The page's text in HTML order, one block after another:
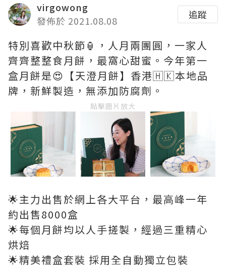
virgowong
發佈於 2021.08.08
追蹤
特別喜歡中秋節🏮，人月兩團圓，一家人
齊齊整整食月餅，最窩心甜蜜。今年第一
盒月餅是😍【天澄月餅】香港🇭🇰本地品
牌，新鮮製造，無添加防腐劑。
點擊圖片放大
🌟主力出售於網上各大平台，最高峰一年
約出售8000盒
🌟每個月餅均以人手搓製，經過三重精心
烘焙
🌟精美禮盒套裝 採用全自動獨立包裝